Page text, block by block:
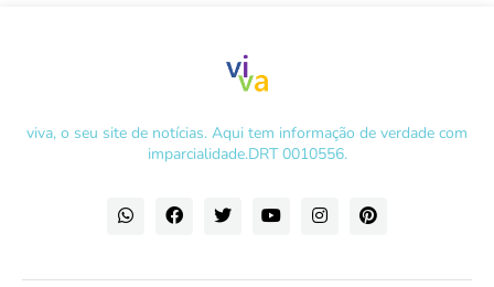
viva, o seu site de notícias. Aqui tem informação de verdade com
imparcialidade.DRT 0010556.